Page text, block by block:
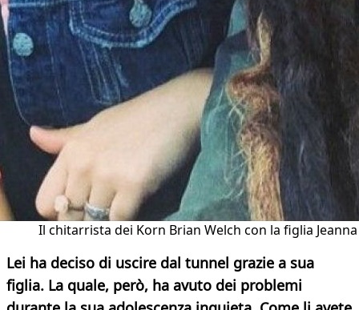
Il chitarrista dei Korn Brian Welch con la figlia Jeanna
Lei ha deciso di uscire dal tunnel grazie a sua
figlia. La quale, però, ha avuto dei problemi